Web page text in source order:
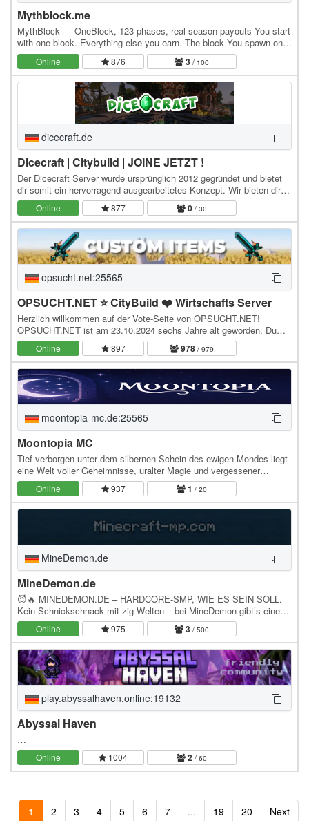
Mythblock.me
MythBlock — OneBlock, 123 phases, real season payouts You start
with one block. Everything else you earn. The block You spawn on a
single block. Break it, it comes back…
Online 876 3 / 100
dicecraft.de
Dicecraft | Citybuild | JOINE JETZT !
Der Dicecraft Server wurde ursprünglich 2012 gegründet und bietet
dir somit ein hervorragend ausgearbeitetes Konzept. Wir bieten dir
ein leichtes Citybuild System…
Online 877 0 / 30
opsucht.net:25565
OPSUCHT.NET ⭐ CityBuild ❤️ Wirtschafts Server
Herzlich willkommen auf der Vote-Seite von OPSUCHT.NET!
OPSUCHT.NET ist am 23.10.2024 sechs Jahre alt geworden. Du
hast bei uns die Auswahl zwischen vier verschiedenen…
Online 897 978 / 979
moontopia-mc.de:25565
Moontopia MC
Tief verborgen unter dem silbernen Schein des ewigen Mondes liegt
eine Welt voller Geheimnisse, uralter Magie und vergessener
Legenden. In MoonTopia baust du nicht nur…
Online 937 1 / 20
MineDemon.de
MineDemon.de
😈🔥 MINEDEMON.DE – HARDCORE-SMP, WIE ES SEIN SOLL.
Kein Schnickschnack mit zig Welten – bei MineDemon gibt’s eine
Sache: Hardcore Survival SMP. Du spawnst rein, sammelst…
Online 975 3 / 500
play.abyssalhaven.online:19132
Abyssal Haven
…
Online 1004 2 / 60
1 2 3 4 5 6 7 ... 19 20 Next